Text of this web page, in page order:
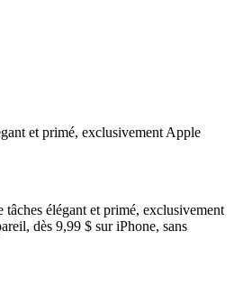
et primé, exclusivement Apple
tâches élégant et primé, exclusivement
dès 9,99 $ sur iPhone, sans